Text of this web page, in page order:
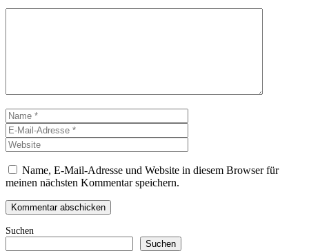
Name
Mail-
Adresse
Name, E-Mail-Adresse und Website in diesem Browser für
meinen nächsten Kommentar speichern.
Suchen
Suchen